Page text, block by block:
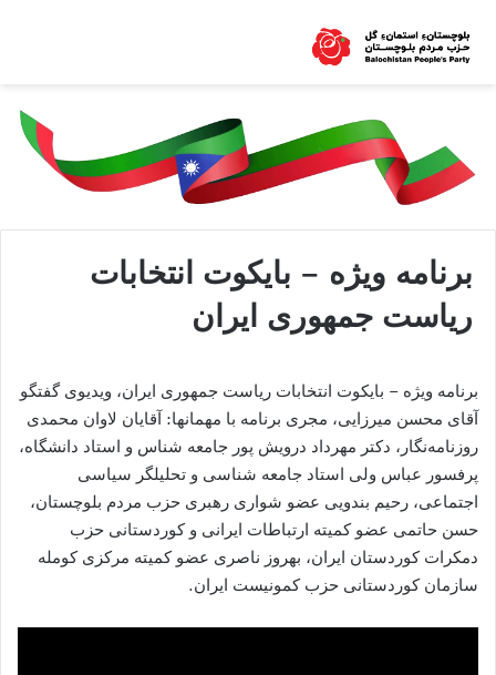
برنامە ویژە – بایکوت انتخابات
ریاست جمهوری ایران
برنامە ویژە – بایکوت انتخابات ریاست جمهوری ایران، ویدیوی گفتگو
آقای محسن میرزایی، مجری برنامه با مهمانها: آقایان لاوان محمدی
روزنامەنگار، دکتر مهرداد درویش پور جامعە شناس و استاد دانشگاه،
پرفسور عباس ولی استاد جامعە شناسی و تحلیلگر سیاسی
اجتماعی، رحیم بندویی عضو شواری رهبری حزب مردم بلوچستان،
حسن حاتمی عضو کمیتە ارتباطات ایرانی و کوردستانی حزب
دمکرات کوردستان ایران، بهروز ناصری عضو کمیتە مرکزی کوملە
سازمان کوردستانی حزب کمونیست ایران.